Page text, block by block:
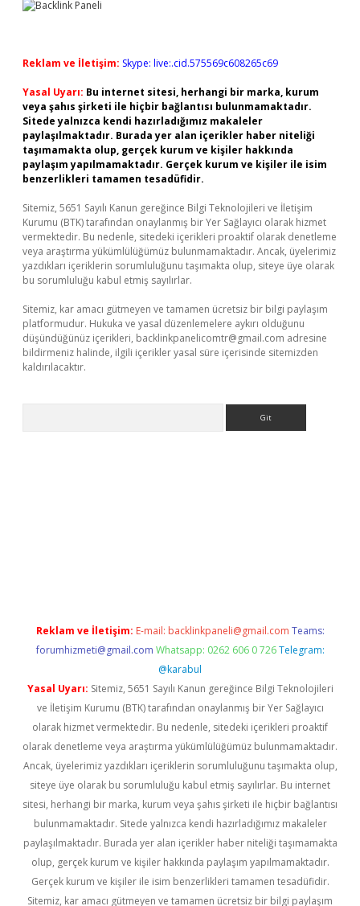
Reklam ve İletişim: Skype: live:.cid.575569c608265c69
Yasal Uyarı: Bu internet sitesi, herhangi bir marka, kurum
veya şahıs şirketi ile hiçbir bağlantısı bulunmamaktadır.
Sitede yalnızca kendi hazırladığımız makaleler
paylaşılmaktadır. Burada yer alan içerikler haber niteliği
taşımamakta olup, gerçek kurum ve kişiler hakkında
paylaşım yapılmamaktadır. Gerçek kurum ve kişiler ile isim
benzerlikleri tamamen tesadüfidir.
Sitemiz, 5651 Sayılı Kanun gereğince Bilgi Teknolojileri ve İletişim
Kurumu (BTK) tarafından onaylanmış bir Yer Sağlayıcı olarak hizmet
vermektedir. Bu nedenle, sitedeki içerikleri proaktif olarak denetleme
veya araştırma yükümlülüğümüz bulunmamaktadır. Ancak, üyelerimiz
yazdıkları içeriklerin sorumluluğunu taşımakta olup, siteye üye olarak
bu sorumluluğu kabul etmiş sayılırlar.
Sitemiz, kar amacı gütmeyen ve tamamen ücretsiz bir bilgi paylaşım
platformudur. Hukuka ve yasal düzenlemelere aykırı olduğunu
düşündüğünüz içerikleri, backlinkpanelicomtr@gmail.com adresine
bildirmeniz halinde, ilgili içerikler yasal süre içerisinde sitemizden
kaldırılacaktır.
Reklam ve İletişim: E-mail: backlinkpaneli@gmail.com Teams:
forumhizmeti@gmail.com Whatsapp: 0262 606 0 726 Telegram:
@karabul
Yasal Uyarı: Sitemiz, 5651 Sayılı Kanun gereğince Bilgi Teknolojileri
ve İletişim Kurumu (BTK) tarafından onaylanmış bir Yer Sağlayıcı
olarak hizmet vermektedir. Bu nedenle, sitedeki içerikleri proaktif
olarak denetleme veya araştırma yükümlülüğümüz bulunmamaktadır.
Ancak, üyelerimiz yazdıkları içeriklerin sorumluluğunu taşımakta olup,
siteye üye olarak bu sorumluluğu kabul etmiş sayılırlar. Bu internet
sitesi, herhangi bir marka, kurum veya şahıs şirketi ile hiçbir bağlantısı
bulunmamaktadır. Sitede yalnızca kendi hazırladığımız makaleler
paylaşılmaktadır. Burada yer alan içerikler haber niteliği taşımamakta
olup, gerçek kurum ve kişiler hakkında paylaşım yapılmamaktadır.
Gerçek kurum ve kişiler ile isim benzerlikleri tamamen tesadüfidir.
Sitemiz, kar amacı gütmeyen ve tamamen ücretsiz bir bilgi paylaşım